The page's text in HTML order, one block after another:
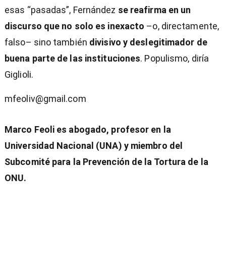
esas “pasadas”, Fernández se reafirma en un
discurso que no solo es inexacto –o, directamente,
falso– sino también divisivo y deslegitimador de
buena parte de las instituciones. Populismo, diría
Giglioli.
mfeoliv@gmail.com
Marco Feoli es abogado, profesor en la
Universidad Nacional (UNA) y miembro del
Subcomité para la Prevención de la Tortura de la
ONU.